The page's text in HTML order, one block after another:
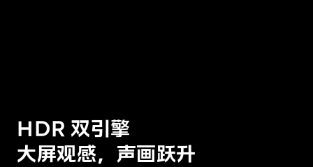
HDR 双引擎
大屏观感，声画跃升